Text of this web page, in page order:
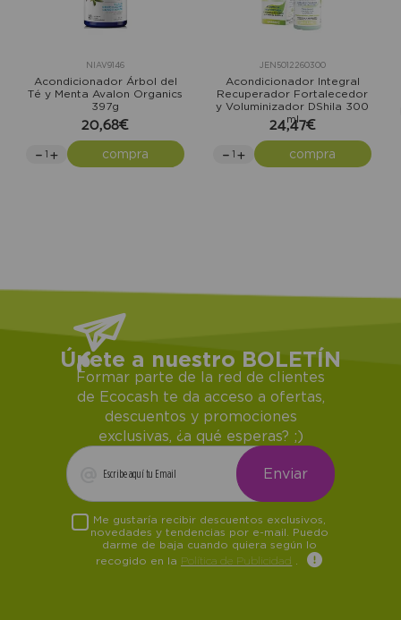
NIAV9146
Acondicionador Árbol del
Té y Menta Avalon Organics
397g
20,68€
compra
JEN5012260300
Acondicionador Integral
Recuperador Fortalecedor
y Voluminizador DShila 300
ml
24,47€
compra
Únete a nuestro BOLETÍN
Formar parte de la red de clientes
de Ecocash te da acceso a ofertas,
descuentos y promociones
exclusivas, ¿a qué esperas? ;)
Me gustaría recibir descuentos exclusivos,
novedades y tendencias por e-mail. Puedo
darme de baja cuando quiera según lo
recogido en la Política de Publicidad